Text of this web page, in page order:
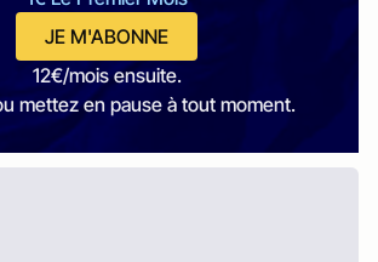
JE M'ABONNE
12€/mois ensuite.
mettez en pause à tout moment.